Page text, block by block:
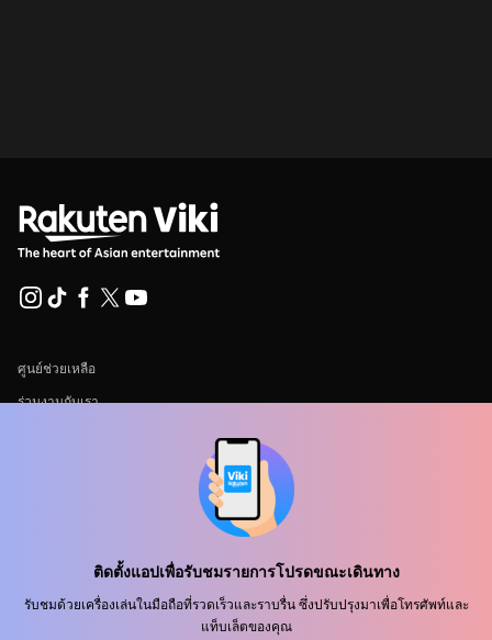
ติดตั้งแอปเพื่อรับชมรายการโปรดขณะเดินทาง
รับชมด้วยเครื่องเล่นในมือถือที่รวดเร็วและราบรื่น ซึ่งปรับปรุงมาเพื่อโทรศัพท์และ
แท็บเล็ตของคุณ
ศูนย์ช่วยเหลือ
ร่วมงานกับเรา